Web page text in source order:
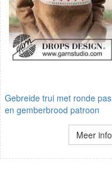
Gebreide trui met ronde pas
en gemberbrood patroon
Meer info